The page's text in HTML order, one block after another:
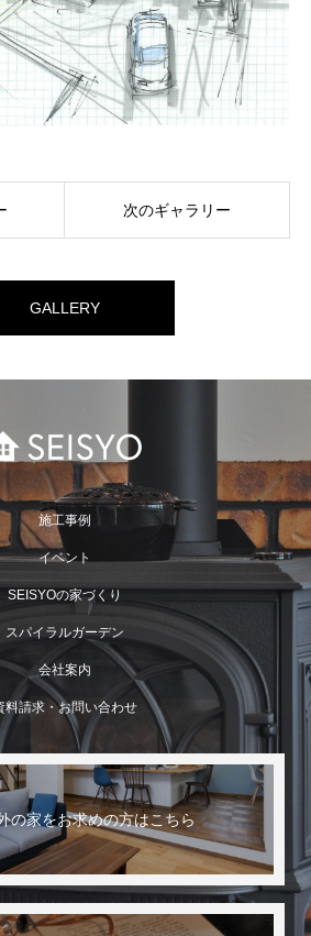
次のギャラリー
GALLERY
施工事例
イベント
SEISYOの家づくり
スパイラルガーデン
会社案内
料請求・お問い合わせ
の家をお求めの方はこちら